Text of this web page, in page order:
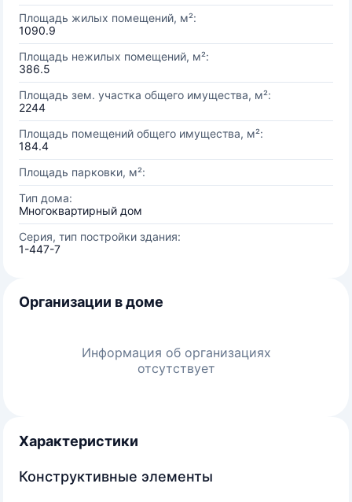
Площадь жилых помещений, м²:
1090.9
Площадь нежилых помещений, м²:
386.5
Площадь зем. участка общего имущества, м²:
2244
Площадь помещений общего имущества, м²:
184.4
Площадь парковки, м²:
Тип дома:
Многоквартирный дом
Серия, тип постройки здания:
1-447-7
Организации в доме
Информация об организациях
отсутствует
Характеристики
Конструктивные элементы